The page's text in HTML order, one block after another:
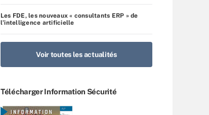
Les FDE, les nouveaux « consultants ERP » de
l’intelligence artificielle
Voir toutes les actualités
Télécharger Information Sécurité